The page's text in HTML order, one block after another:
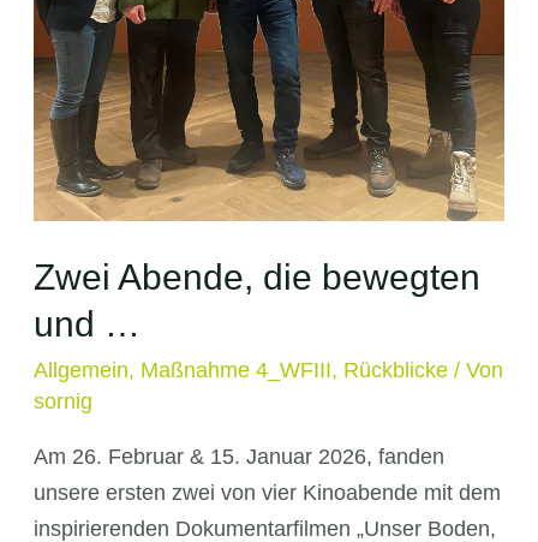
Zwei Abende, die bewegten
und …
Allgemein, Maßnahme 4_WFIII, Rückblicke/ Von
sornig
Am 26. Februar & 15. Januar 2026, fanden
unsere ersten zwei von vier Kinoabende mit dem
inspirierenden Dokumentarfilmen „Unser Boden,